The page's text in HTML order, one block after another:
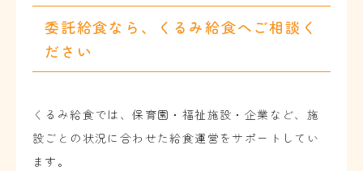
委託給食なら、くるみ給食へご相談く
ださい
くるみ給食では、保育園・福祉施設・企業など、施
設ごとの状況に合わせた給食運営をサポートしてい
ます。